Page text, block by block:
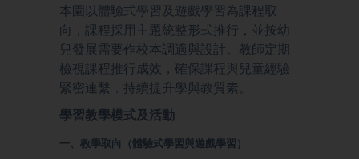
本園以體驗式學習及遊戲學習為課程取
向，課程採用主題統整形式推行，並按幼
兒發展需要作校本調適與設計。教師定期
檢視課程推行成效，確保課程與兒童經驗
緊密連繫，持續提升學與教質素。
學習教學模式及活動
一、教學取向（體驗式學習與遊戲學習）